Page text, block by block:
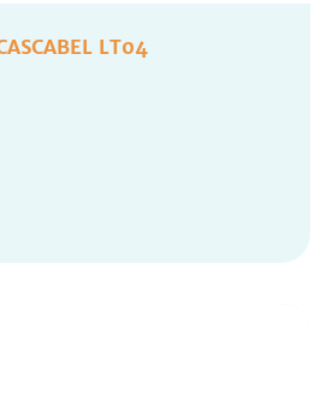
LT04